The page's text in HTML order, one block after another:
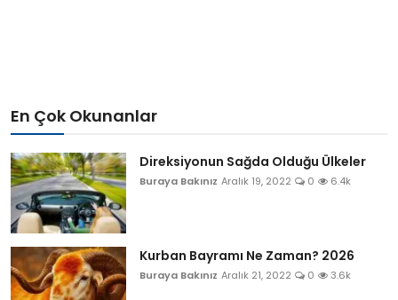
En Çok Okunanlar
Direksiyonun Sağda Olduğu Ülkeler
Buraya Bakınız Aralık 19, 2022 0 6.4k
Kurban Bayramı Ne Zaman? 2026
Buraya Bakınız Aralık 21, 2022 0 3.6k